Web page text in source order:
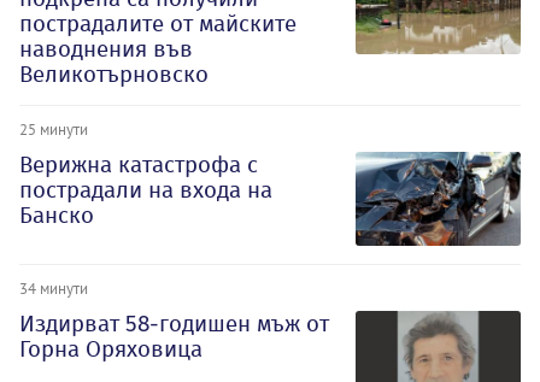
пострадалите от майските
наводнения във
Великотърновско
25 минути
Верижна катастрофа с
пострадали на входа на
Банско
34 минути
Издирват 58-годишен мъж от
Горна Оряховица